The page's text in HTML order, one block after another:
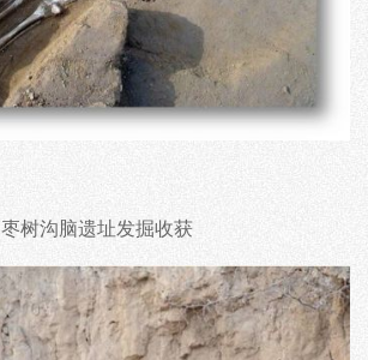
枣树沟脑遗址发掘收获